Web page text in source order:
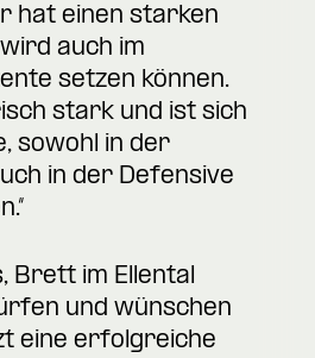
hat einen starken
auch im
setzen können.
stark und ist sich
sowohl in der
in der Defensive
Brett im Ellental
und wünschen
eine erfolgreiche